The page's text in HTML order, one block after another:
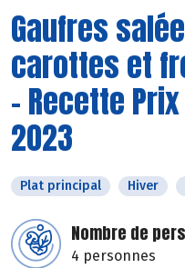
Gaufres
carottes et
- Recette
2023
Plat principal Hiver
Nombre de
4 personnes